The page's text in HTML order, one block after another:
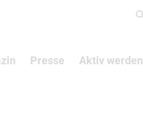
Presse Aktiv werden